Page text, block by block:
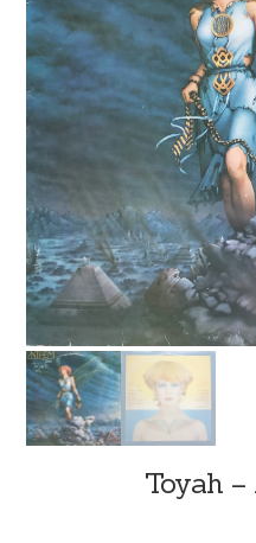
Toyah